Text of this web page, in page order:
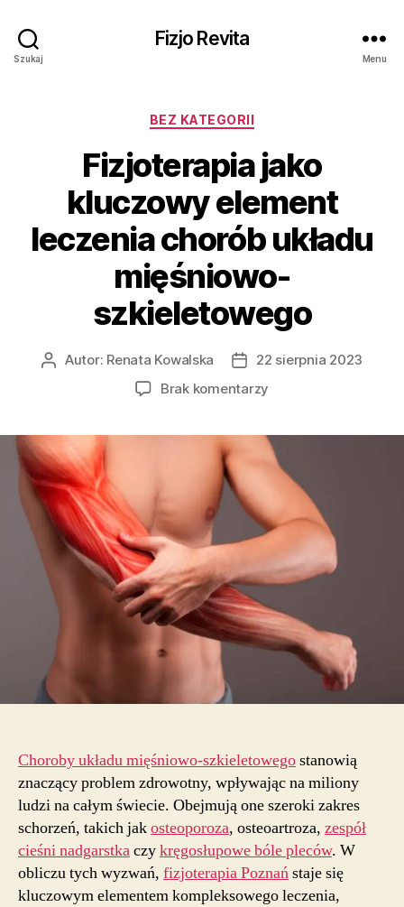
Szukaj
Fizjo Revita
Menu
Kategorie
BEZ KATEGORII
Fizjoterapia jako
kluczowy element
leczenia chorób układu
mięśniowo-
szkieletowego
AutorAutor: Renata Kowalska
Data22 sierpnia 2023
Brak komentarzy
kluczowy
element
leczenia
chorób
układu
mięśniowo-
szkieletowego
Choroby układu mięśniowo-szkieletowegostanowią
znaczący problem zdrowotny, wpływając na miliony
ludzi na całym świecie. Obejmują one szeroki zakres
schorzeń, takich jakosteoporoza, osteoartroza, zespół
cieśni nadgarstkaczykręgosłupowe bóle pleców. W
obliczu tych wyzwań, fizjoterapia Poznaństaje się
kluczowym elementem kompleksowego leczenia,